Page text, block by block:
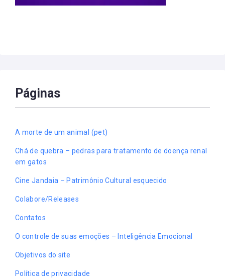
Páginas
A morte de um animal (pet)
Chá de quebra – pedras para tratamento de doença renal
em gatos
Cine Jandaia – Patrimônio Cultural esquecido
Colabore/Releases
Contatos
O controle de suas emoções – Inteligência Emocional
Objetivos do site
Política de privacidade